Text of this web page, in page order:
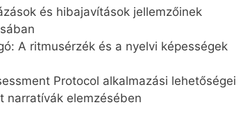
és hibajavítások jellemzőinek
A ritmusérzék és a nyelvi képességek
Protocol alkalmazási lehetőségei
narratívák elemzésében